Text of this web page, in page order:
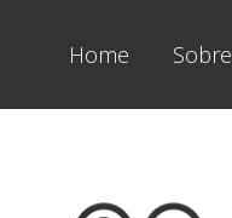
Home